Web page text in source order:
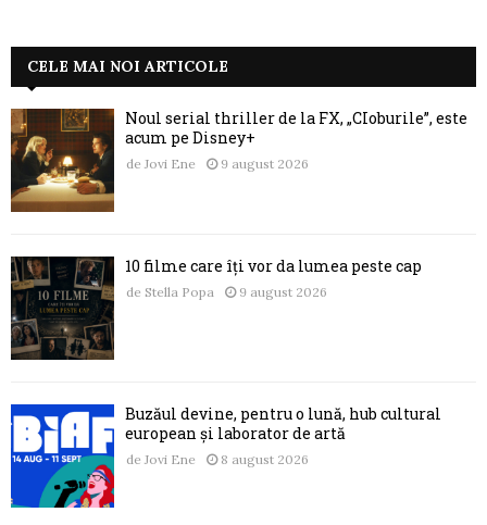
CELE MAI NOI ARTICOLE
Noul serial thriller de la FX, „CIoburile”, este
acum pe Disney+
de Jovi Ene 9 august 2026
10 filme care îți vor da lumea peste cap
de Stella Popa 9 august 2026
Buzăul devine, pentru o lună, hub cultural
european și laborator de artă
de Jovi Ene 8 august 2026